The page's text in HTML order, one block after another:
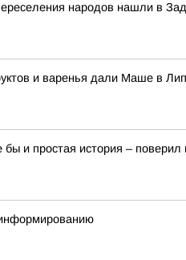
народов нашли в
и варенья дали Маше в
и простая история –